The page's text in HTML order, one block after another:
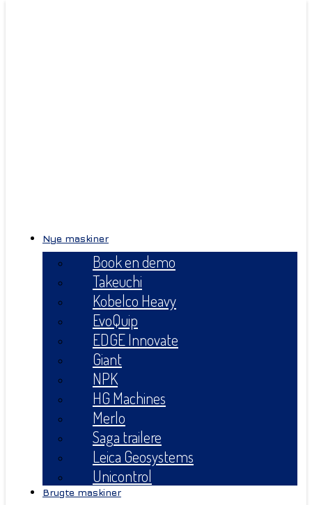
Nye maskiner
Book en demo
Takeuchi
Kobelco Heavy
EvoQuip
EDGE Innovate
Giant
NPK
HG Machines
Merlo
Saga trailere
Leica Geosystems
Unicontrol
Brugte maskiner